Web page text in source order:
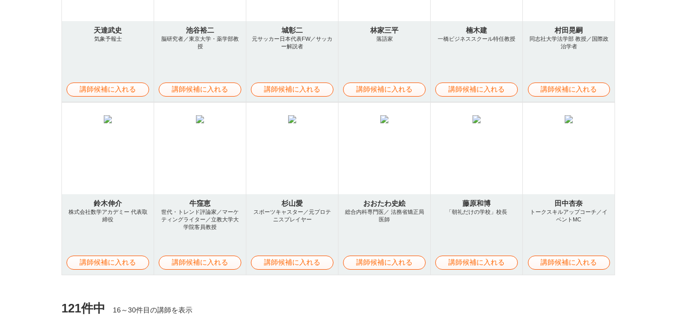
天達武史
気象予報士
講師候補に入れる
池谷裕二
脳研究者／東京大学・薬学部教
授
講師候補に入れる
城彰二
元サッカー日本代表FW／サッカ
ー解説者
講師候補に入れる
林家三平
落語家
講師候補に入れる
楠木建
一橋ビジネススクール特任教授
講師候補に入れる
村田晃嗣
同志社大学法学部 教授／国際政
治学者
講師候補に入れる
鈴木伸介
株式会社数学アカデミー 代表取
締役
講師候補に入れる
牛窪恵
世代・トレンド評論家／マーケ
ティングライター／立教大学大
学院客員教授
講師候補に入れる
杉山愛
スポーツキャスター／元プロテ
ニスプレイヤー
講師候補に入れる
おおたわ史絵
総合内科専門医／ 法務省矯正局
医師
講師候補に入れる
藤原和博
「朝礼だけの学校」校長
講師候補に入れる
田中杏奈
トークスキルアップコーチ／イ
ベントMC
講師候補に入れる
121件中 16～30件目の講師を表示